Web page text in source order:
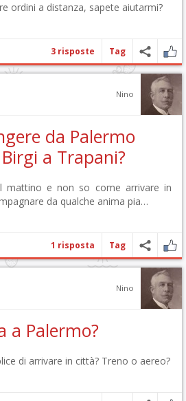
ordini a distanza, sapete aiutarmi?
3 risposte Tag
Nino
da Palermo
a Trapani?
mattino e non so come arrivare in
da qualche anima pia…
1 risposta Tag
Nino
a Palermo?
di arrivare in città? Treno o aereo?